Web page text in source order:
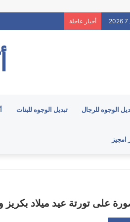
أخبار عاجلة
الوجوه للرجال تبديل الوجوه للبنات
على تورتة عيد ميلاد بكريز